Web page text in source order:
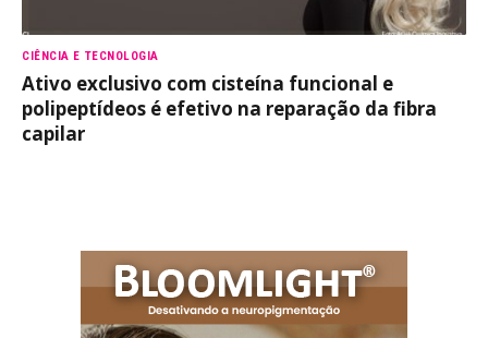
CIÊNCIA E TECNOLOGIA
Ativo exclusivo com cisteína funcional e
polipeptídeos é efetivo na reparação da fibra
capilar